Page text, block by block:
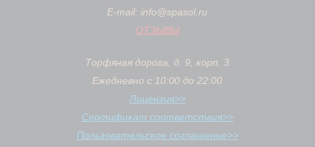
E-mail: info@spasol.ru
ОТЗЫВЫ
Торфяная дорога, д. 9, корп. 3
Ежедневно с 10:00 до 22:00
Лицензия>>
Сертификат соответствия>>
Пользовательское соглашение>>